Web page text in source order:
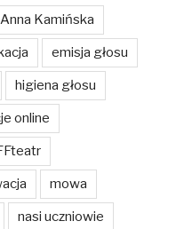
Anna Kamińska
emisja głosu
higiena głosu
online
mowa
nasi uczniowie